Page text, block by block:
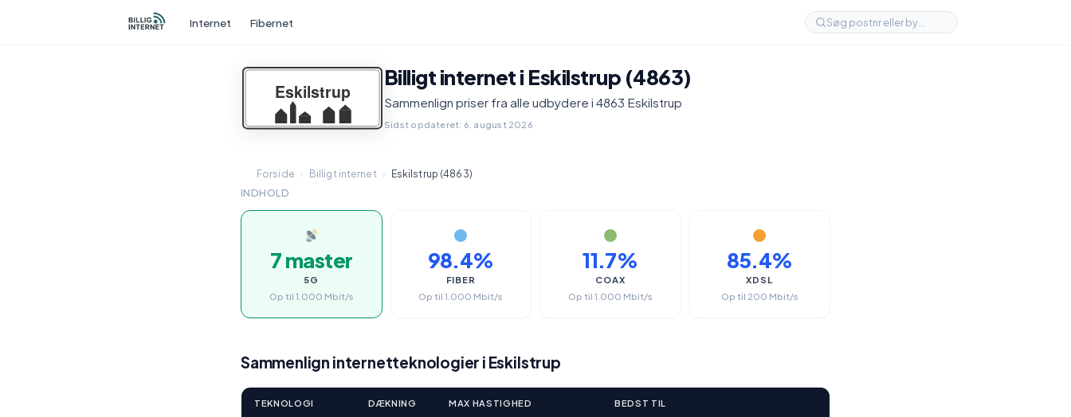
Internet Fibernet
Billigt internet i Eskilstrup (4863)
Sammenlign priser fra alle udbydere i 4863 Eskilstrup
Sidst opdateret: 6. august 2026
Forside › Billigt internet › Eskilstrup (4863)
INDHOLD
7 master
5G
Op til 1.000 Mbit/s
98.4%
FIBER
Op til 1.000 Mbit/s
11.7%
COAX
Op til 1.000 Mbit/s
85.4%
XDSL
Op til 200 Mbit/s
Sammenlign internetteknologier i Eskilstrup
TEKNOLOGI DÆKNING MAX HASTIGHED BEDST TIL